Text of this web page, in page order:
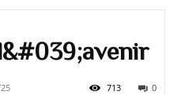
0
713